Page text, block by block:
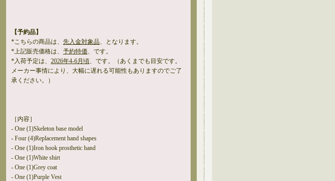
【予約品】
*こちらの商品は、 先入金対象品、となります。
*上記販売価格は、 予約特価、です。
*入荷予定は、 2026年4-6月頃、です。（あくまでも目安です。
メーカー事情により、大幅に遅れる可能性もありますのでご了
承ください。）
［内容］
- One (1)Skeleton base model
- Four (4)Replacement hand shapes
- One (1)Iron hook prosthetic hand
- One (1)White shirt
- One (1)Grey coat
- One (1)Purple Vest